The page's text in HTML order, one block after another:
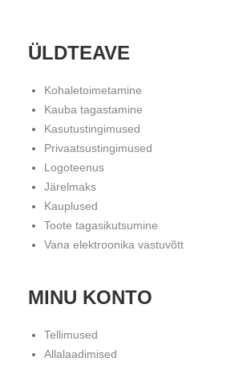
ÜLDTEAVE
Kohaletoimetamine
Kauba tagastamine
Kasutustingimused
Privaatsustingimused
Logoteenus
Järelmaks
Kauplused
Toote tagasikutsumine
Vana elektroonika vastuvõtt
MINU KONTO
Tellimused
Allalaadimised